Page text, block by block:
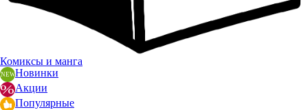
Комиксы и манга
Новинки
Акции
Популярные